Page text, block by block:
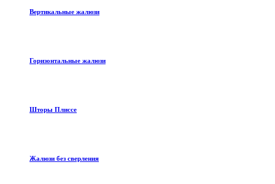
Вертикальные жалюзи
Горизонтальные жалюзи
Шторы Плиссе
Жалюзи без сверления